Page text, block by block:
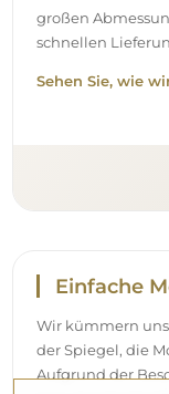
Sehen Sie, wie
Für einen
Reinigungsmittel
einen neutralen
scharfe